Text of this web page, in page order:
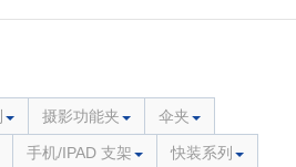
摄影功能夹 伞夹
手机/IPAD 支架 快装系列